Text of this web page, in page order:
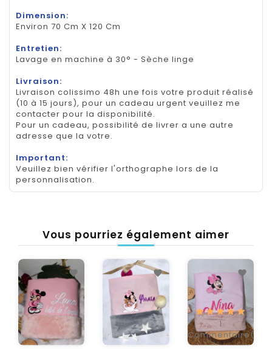
Dimension:
Environ 70 Cm X 120 Cm
Entretien:
Lavage en machine à 30° - Sèche linge
Livraison:
Livraison colissimo 48h une fois votre produit réalisé
(10 à 15 jours), pour un cadeau urgent veuillez me
contacter pour la disponibilité.
Pour un cadeau, possibilité de livrer a une autre
adresse que la votre.
Important:
Veuillez bien vérifier l'orthographe lors de la
personnalisation.
Vous pourriez également aimer
1
Commentaire(s)